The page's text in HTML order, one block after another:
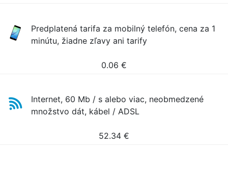
Predplatená tarifa za mobilný telefón, cena za 1
minútu, žiadne zľavy ani tarify
0.06 €
Internet, 60 Mb / s alebo viac, neobmedzené
množstvo dát, kábel / ADSL
52.34 €